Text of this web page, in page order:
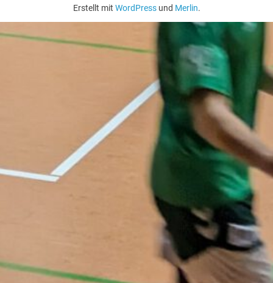
Erstellt mit WordPressund Merlin.